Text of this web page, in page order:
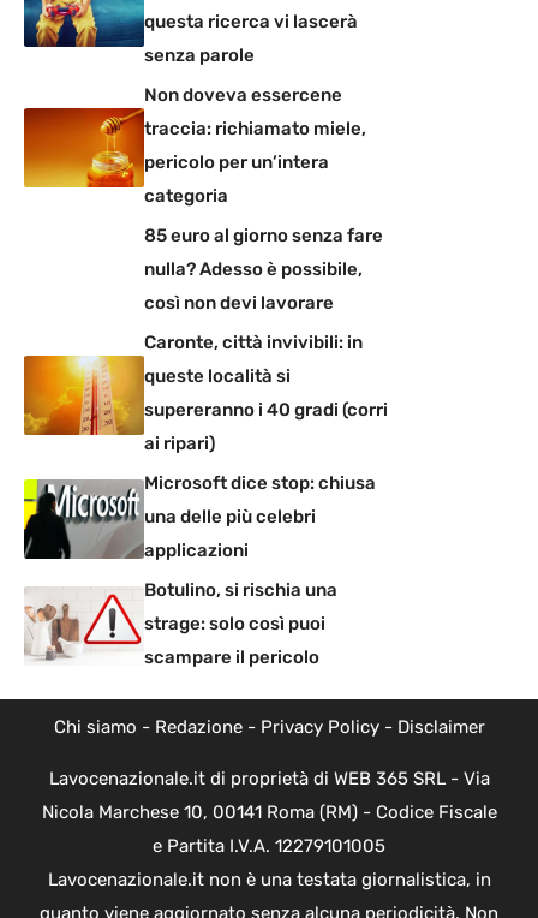
questa ricerca vi lascerà
senza parole
Non doveva essercene
traccia: richiamato miele,
pericolo per un’intera
categoria
85 euro al giorno senza fare
nulla? Adesso è possibile,
così non devi lavorare
Caronte, città invivibili: in
queste località si
supereranno i 40 gradi (corri
ai ripari)
Microsoft dice stop: chiusa
una delle più celebri
applicazioni
Botulino, si rischia una
strage: solo così puoi
scampare il pericolo
Chi siamo - Redazione- Privacy Policy- Disclaimer
Lavocenazionale.it di proprietà di WEB 365 SRL - Via
Nicola Marchese 10, 00141 Roma (RM) - Codice Fiscale
e Partita I.V.A. 12279101005
Lavocenazionale.it non è una testata giornalistica, in
quanto viene aggiornato senza alcuna periodicità. Non